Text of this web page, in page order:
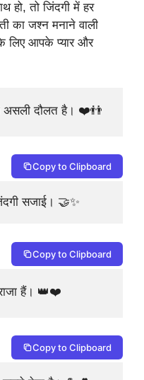
हो, तो जिंदगी में हर
का जश्न मनाने वाली
लिए आपके प्यार और
असली दौलत है। ❤️👬
Copy to Clipboard
सजाई। 🤝✨
Copy to Clipboard
हैं। 👑❤️
Copy to Clipboard